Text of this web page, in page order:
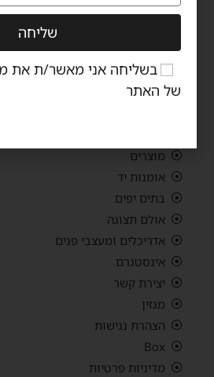
יום שבת – סגור
ניווט באתר
מוצרים
אומנות יד
בתים יפים
אולם תצוגה
אדריכלים ומעצבי פנים
אינסטגרם
יצירת קשר
מגזין
הצהרת נגישות
Box
מדיניות פרטיות
בשליחה אני מאשר/ת את
של האתר
שליחה